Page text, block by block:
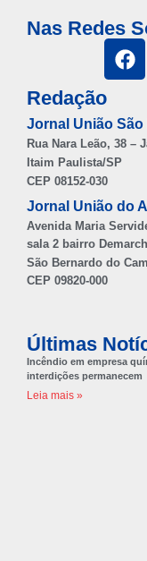
Nas Redes
Redação
Jornal União São
Rua Nara Leão, 38 –
Itaim Paulista/SP
CEP 08152-030
Jornal União do
Avenida Maria
sala 2 bairro
São Bernardo do
CEP 09820-000
Últimas
Incêndio em empresa
interdições permanecem
Leia mais »